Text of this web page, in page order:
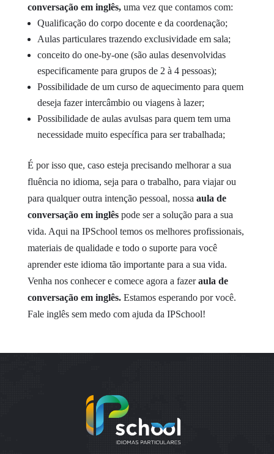
conversação em inglês, uma vez que contamos com:
Qualificação do corpo docente e da coordenação;
Aulas particulares trazendo exclusividade em sala;
conceito do one-by-one (são aulas desenvolvidas
especificamente para grupos de 2 à 4 pessoas);
Possibilidade de um curso de aquecimento para quem
deseja fazer intercâmbio ou viagens à lazer;
Possibilidade de aulas avulsas para quem tem uma
necessidade muito específica para ser trabalhada;
É por isso que, caso esteja precisando melhorar a sua
fluência no idioma, seja para o trabalho, para viajar ou
para qualquer outra intenção pessoal, nossa aula de
conversação em inglês pode ser a solução para a sua
vida. Aqui na IPSchool temos os melhores profissionais,
materiais de qualidade e todo o suporte para você
aprender este idioma tão importante para a sua vida.
Venha nos conhecer e comece agora a fazeraula de
conversação em inglês. Estamos esperando por você.
Fale inglês sem medo com ajuda da IPSchool!